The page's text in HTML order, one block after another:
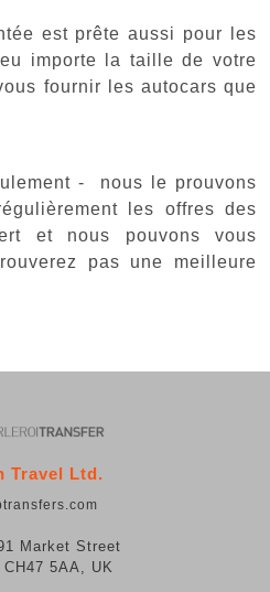
est prête aussi pour les
importe la taille de votre
fournir les autocars que
- nous le prouvons
les offres des
et nous pouvons vous
pas une meilleure
Travel Ltd.
Market Street
5AA, UK